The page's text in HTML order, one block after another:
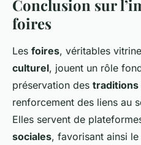
Conclusion sur
foires
Les foires, véritables
culturel, jouent un rôle
préservation des traditions
renforcement des liens au
Elles servent de
sociales, favorisant ainsi le